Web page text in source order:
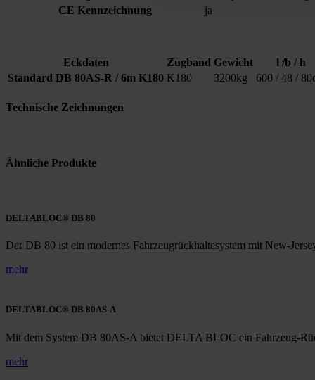
CE Kennzeichnung
ja
Eckdaten Zugband Gewicht
l /b / h
Standard DB 80AS-R / 6m K180 K180 3200kg 600 / 48 /
Technische Zeichnungen
Ähnliche Produkte
DELTABLOC® DB 80
Der DB 80 ist ein modernes Fahrzeugrückhaltesystem mit New-
mehr
DELTABLOC® DB 80AS-A
Mit dem System DB 80AS-A bietet DELTA BLOC ein Fahrzeug-
mehr